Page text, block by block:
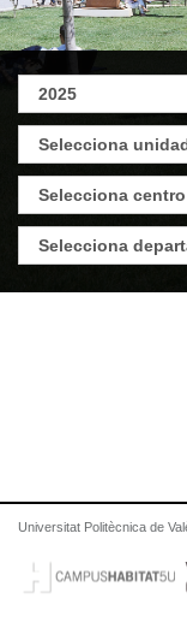
Universitat Politècnica de